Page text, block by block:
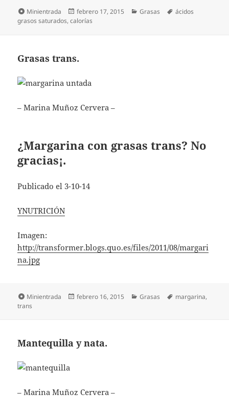
Formato
Minientrada
Publicado
el
febrero 17, 2015 Categorías
Grasas Etiquetas
ácidos
grasos saturados,calorías
Grasas trans.
– Marina Muñoz Cervera –
¿Margarina con grasas trans? No
gracias¡.
Publicado el 3-10-14
YNUTRICIÓN
Imagen:
http://transformer.blogs.quo.es/files/2011/08/margari
na.jpg
Formato
Minientrada
Publicado
febrero 16, 2015 Categorías
Grasas Etiquetas
margarina,
trans
Mantequilla y nata.
– Marina Muñoz Cervera –